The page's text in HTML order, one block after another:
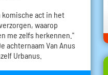
komische act in het
waarop
me zelfs herkennen."
achternaam Van Anus
Urbanus.